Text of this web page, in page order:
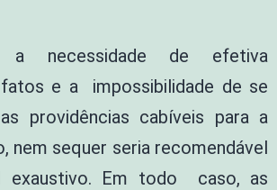
a necessidade de efetiva
e a impossibilidade de se
providências cabíveis para a
nem sequer seria recomendável
exaustivo. Em todo caso, as